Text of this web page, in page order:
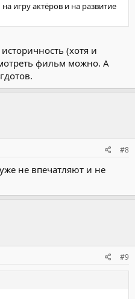
игру актёров и на развитие
(хотя и
фильм можно. А
#8
не впечатляют и не
#9